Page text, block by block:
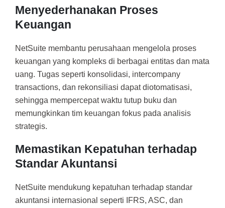
Menyederhanakan Proses
Keuangan
NetSuite membantu perusahaan mengelola proses
keuangan yang kompleks di berbagai entitas dan mata
uang. Tugas seperti konsolidasi, intercompany
transactions, dan rekonsiliasi dapat diotomatisasi,
sehingga mempercepat waktu tutup buku dan
memungkinkan tim keuangan fokus pada analisis
strategis.
Memastikan Kepatuhan terhadap
Standar Akuntansi
NetSuite mendukung kepatuhan terhadap standar
akuntansi internasional seperti IFRS, ASC, dan